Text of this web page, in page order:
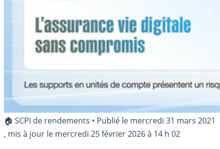
🏠 SCPI de rendements • Publié le mercredi 31 mars 2021
, mis à jour le mercredi 25 février 2026 à 14 h 02